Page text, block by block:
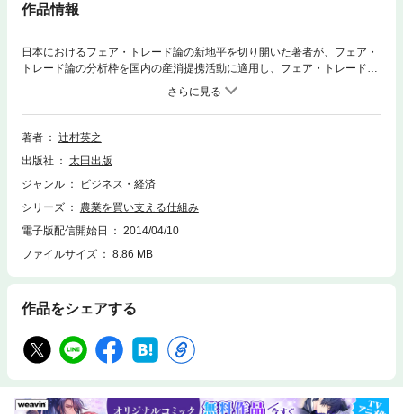
作品情報
日本におけるフェア・トレード論の新地平を切り開いた著者が、フェア・
トレード論の分析枠を国内の産消提携活動に適用し、フェア・トレードの
普遍性を提起する意欲作。倫理的・社会的配慮に基づいて選択を行う消費
者市民=新しい消費者の共同した消費行動=社会運動=産消提携が、世界の
規範的なフェア・トレード類型であるだけでなく、それこそが、日本農業
の持続的発展の回路であることを指し示す。農業、農協、生協、消費者団
を切り開くテキストである。
著者
辻村英之
出版社
太田出版
ジャンル
ビジネス・経済
シリーズ
農業を買い支える仕組み
電子版配信開始日
2014/04/10
ファイルサイズ
8.86 MB
作品をシェアする